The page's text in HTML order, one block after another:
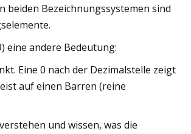
beiden Bezeichnungssystemen sind
eine andere Bedeutung:
Eine 0 nach der Dezimalstelle zeigt
auf einen Barren (reine
und wissen, was die